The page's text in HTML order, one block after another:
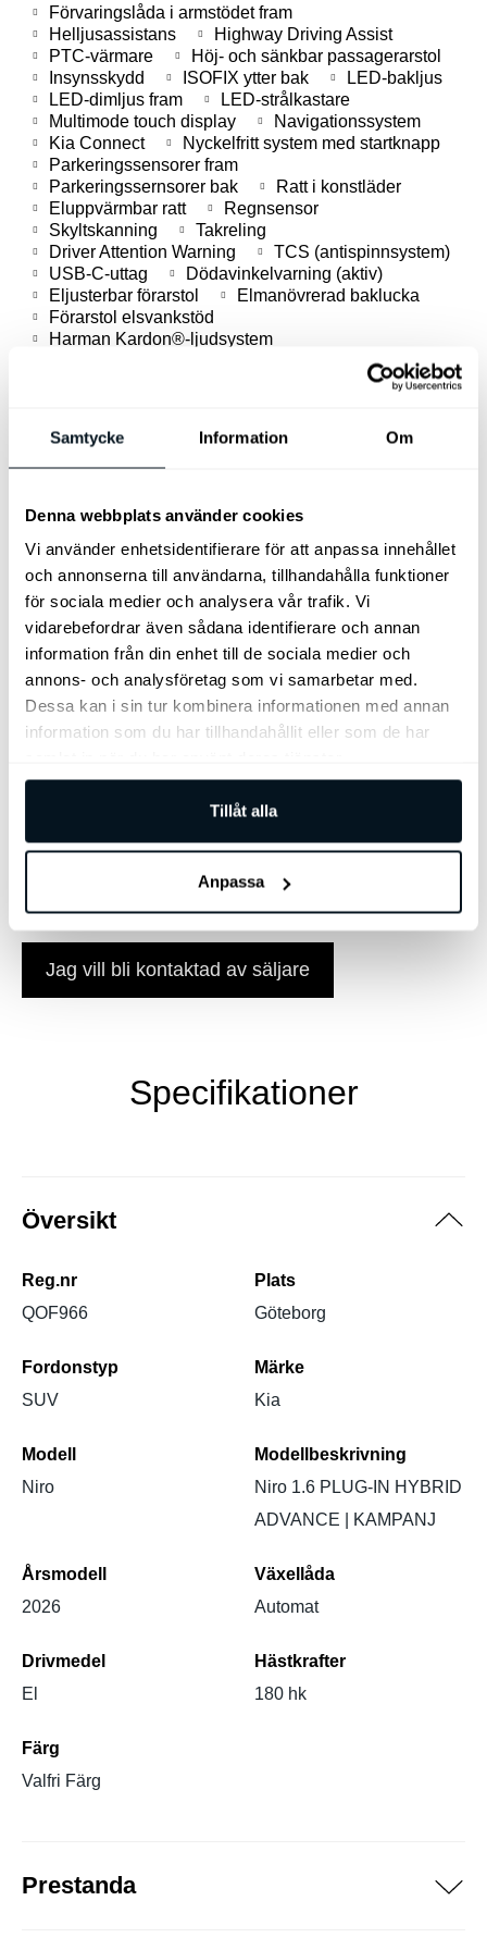
Samtycke Information Om
Denna webbplats använder cookies
Vi använder enhetsidentifierare för att anpassa innehållet
och annonserna till användarna, tillhandahålla funktioner
för sociala medier och analysera vår trafik. Vi
vidarebefordrar även sådana identifierare och annan
information från din enhet till de sociala medier och
annons- och analysföretag som vi samarbetar med.
Dessa kan i sin tur kombinera informationen med annan
information som du har tillhandahållit eller som de har
Tillåt alla
Anpassa
Förvaringslåda i armstödet fram
Helljusassistans
Highway Driving Assist
PTC-värmare
Höj- och sänkbar passagerarstol
Insynsskydd
ISOFIX ytter bak
LED-bakljus
LED-dimljus fram
LED-strålkastare
Multimode touch display
Navigationssystem
Kia Connect
Nyckelfritt system med startknapp
Parkeringssensorer fram
Parkeringssernsorer bak
Ratt i konstläder
Eluppvärmbar ratt
Regnsensor
Skyltskanning
Takreling
Driver Attention Warning
TCS (antispinnsystem)
USB-C-uttag
Dödavinkelvarning (aktiv)
Eljusterbar förarstol
Elmanövrerad baklucka
Förarstol elsvankstöd
Harman Kardon®-ljudsystem
Bilen finns i Göteborg
Arnegårdsgatan 4, 431 49 Mölndal
031 – 797 35 10
Jag vill bli kontaktad av säljare
Specifikationer
Översikt
Reg.nr
QOF966
Plats
Göteborg
Fordonstyp
SUV
Märke
Kia
Modell
Niro
Modellbeskrivning
Niro 1.6 PLUG-IN HYBRID
ADVANCE | KAMPANJ
Årsmodell
2026
Växellåda
Automat
Drivmedel
El
Hästkrafter
180 hk
Färg
Valfri Färg
Prestanda